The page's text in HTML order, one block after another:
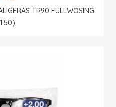
TR90 FULLWOSING